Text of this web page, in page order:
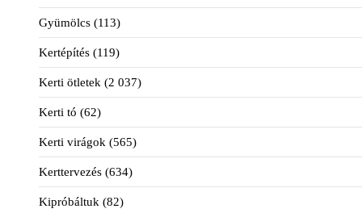
Gyümölcs (113)
Kertépítés (119)
Kerti ötletek (2 037)
Kerti tó (62)
Kerti virágok (565)
Kerttervezés (634)
Kipróbáltuk (82)